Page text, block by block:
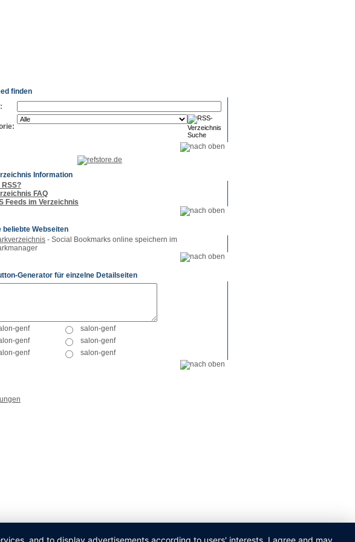
finden
Information
FAQ
Feeds im Verzeichnis
beliebte Webseiten
- Social Bookmarks online speichern im
Generator für einzelne Detailseiten
and to display advertisements according to users' interests. I agree and may